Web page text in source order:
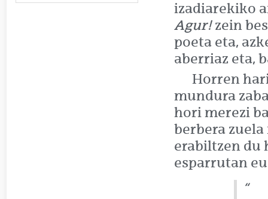
izadiarekiko
Agur!zein
poeta eta,
aberriaz eta,
Horren
mundura
hori merezi
berbera
erabiltzen du
esparrutan